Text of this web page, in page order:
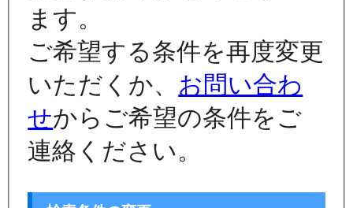
ます。
ご希望する条件を再度変更
いただくか、 お問い合わ
せからご希望の条件をご
連絡ください。